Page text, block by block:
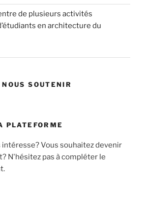
de plusieurs activités
en architecture du
SOUTENIR
PLATEFORME
Vous souhaitez devenir
N'hésitez pas à compléter le